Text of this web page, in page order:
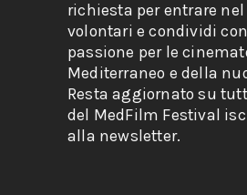
richiesta per entrare
volontari e condividi
passione per le
Mediterraneo e della
Resta aggiornato su
del MedFilm Festival
alla newsletter.